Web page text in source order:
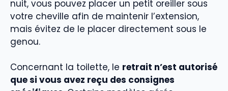
nuit, vous pouvez placer un petit oreiller sous
votre cheville afin de maintenir l’extension,
mais évitez de le placer directement sous le
genou.
Concernant la toilette, le retrait n’est autorisé
que si vous avez reçu des consignes